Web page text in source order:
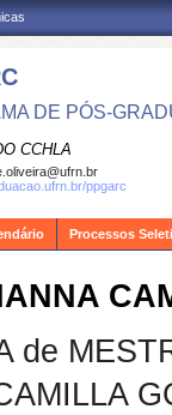
DE PÓS-
CCHLA
ppgarc
Processos
de